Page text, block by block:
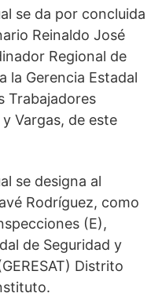
se da por concluida
Reinaldo José
Regional de
la Gerencia Estadal
Trabajadores
Vargas, de este
se designa al
Rodríguez, como
(E),
de Seguridad y
Distrito